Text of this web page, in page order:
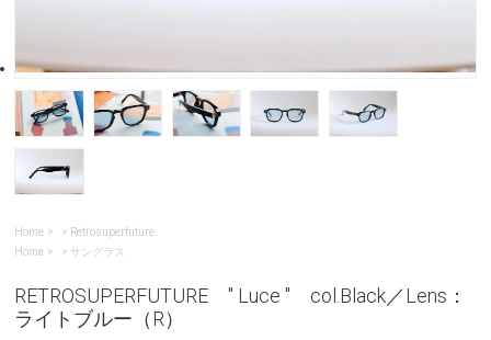
Home > Retrosuperfuture
Home
> サングラス
RETROSUPERFUTURE " Luce " col.Black／Lens：
ライトブルー（R）